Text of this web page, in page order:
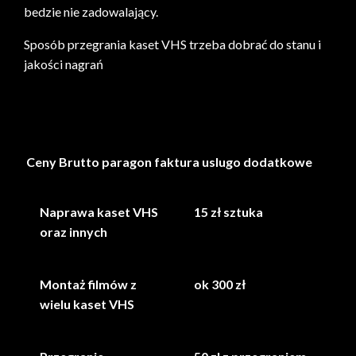
bedzie nie zadowalający.
Sposób przegrania kaset VHS trzeba dobrać do stanu i
jakości nagrań
Ceny Brutto paragon faktura uslugo dodatkowe
Naprawa kaset VHS
oraz innych
15 zł sztuka
Montaż filmów z
wielu kaset VHS
ok 300 zł